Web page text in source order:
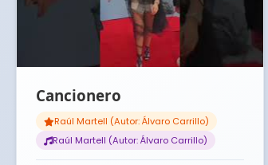
Cancionero
Raúl Martell (Autor: Álvaro Carrillo)
Raúl Martell (Autor: Álvaro Carrillo)